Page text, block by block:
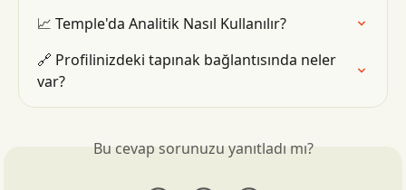
📈 Temple'da Analitik Nasıl Kullanılır?
🔗 Profilinizdeki tapınak bağlantısında neler
var?
Bu cevap sorunuzu yanıtladı mı?